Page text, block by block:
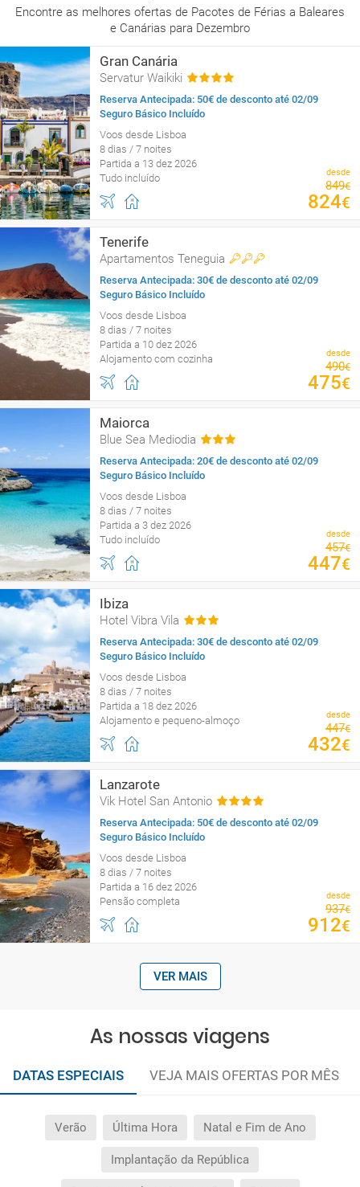
Encontre as melhores ofertas de Pacotes de Férias a Baleares
e Canárias para Dezembro
Gran Canária
Servatur Waikiki
Reserva Antecipada: 50€ de desconto até 02/09
Seguro Básico Incluído
Voos desde Lisboa
8 dias / 7 noites
Partida a 13 dez 2026
Tudo incluído
desde
849€
824€
Tenerife
Apartamentos Teneguia
Reserva Antecipada: 30€ de desconto até 02/09
Seguro Básico Incluído
Voos desde Lisboa
8 dias / 7 noites
Partida a 10 dez 2026
Alojamento com cozinha
desde
490€
475€
Maiorca
Blue Sea Mediodia
Reserva Antecipada: 20€ de desconto até 02/09
Seguro Básico Incluído
Voos desde Lisboa
8 dias / 7 noites
Partida a 3 dez 2026
Tudo incluído
desde
457€
447€
Ibiza
Hotel Vibra Vila
Reserva Antecipada: 30€ de desconto até 02/09
Seguro Básico Incluído
Voos desde Lisboa
8 dias / 7 noites
Partida a 18 dez 2026
Alojamento e pequeno-almoço
desde
447€
432€
Lanzarote
Vik Hotel San Antonio
Reserva Antecipada: 50€ de desconto até 02/09
Seguro Básico Incluído
Voos desde Lisboa
8 dias / 7 noites
Partida a 16 dez 2026
Pensão completa
desde
937€
912€
VER MAIS
As nossas viagens
DATAS ESPECIAIS VEJA MAIS OFERTAS POR MÊS
Verão Última Hora Natal e Fim de Ano
Implantação da República